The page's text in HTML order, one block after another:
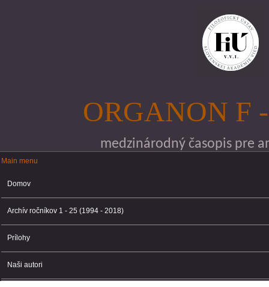
ORGANON F
medzinárodný časopis pre
Main menu
Main menu
Domov
Archív ročníkov 1 - 25 (1994 - 2018)
Prílohy
Naši autori